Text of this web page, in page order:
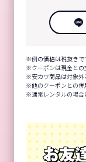
例の価格は税抜きで
クーポンは現金との
安カワ商品は対象外
他のクーポンとの併
通常レンタルの場合